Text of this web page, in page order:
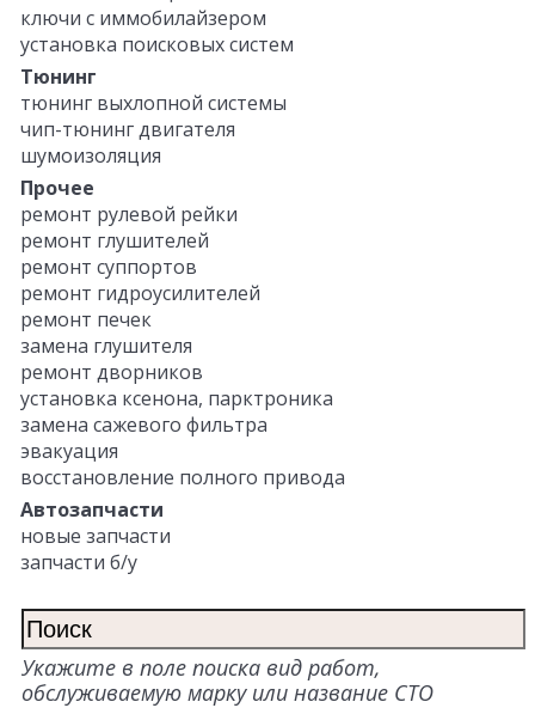
ключи с иммобилайзером
установка поисковых систем
Тюнинг
тюнинг выхлопной системы
чип-тюнинг двигателя
шумоизоляция
Прочее
ремонт рулевой рейки
ремонт глушителей
ремонт суппортов
ремонт гидроусилителей
ремонт печек
замена глушителя
ремонт дворников
установка ксенона, парктроника
замена сажевого фильтра
эвакуация
восстановление полного привода
Автозапчасти
новые запчасти
запчасти б/у
Укажите в поле поиска вид работ,
обслуживаемую марку или название СТО